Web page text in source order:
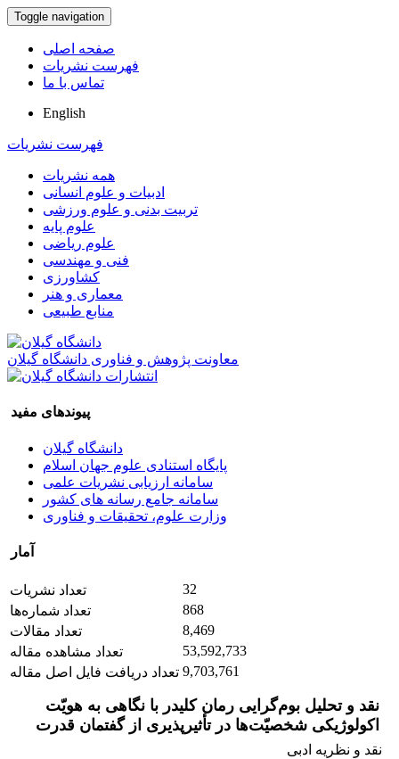
Toggle navigation
صفحه اصلی
فهرست نشریات
تماس با ما
English
فهرست نشریات
همه نشریات
ادبیات و علوم انسانی
تربیت بدنی و علوم ورزشی
علوم پایه
علوم ریاضی
فنی و مهندسی
کشاورزی
معماری و هنر
منابع طبیعی
معاونت پژوهش و فناوری دانشگاه گیلان
پیوندهای مفید
دانشگاه گیلان
پایگاه استنادی علوم جهان اسلام
سامانه ارزیابی نشریات علمی
سامانه جامع رسانه های کشور
وزارت علوم، تحقیقات و فناوری
آمار
تعداد نشریات
32
تعداد شماره‌ها
868
تعداد مقالات
8,469
تعداد مشاهده مقاله
53,592,733
تعداد دریافت فایل اصل مقاله 9,703,761
نقد و تحلیل بوم‌گرایی رمان کلیدر با نگاهی به هویّت
اکولوژیکی شخصیّت‌ها در تأثیرپذیری از گفتمان قدرت
نقد و نظریه ادبی